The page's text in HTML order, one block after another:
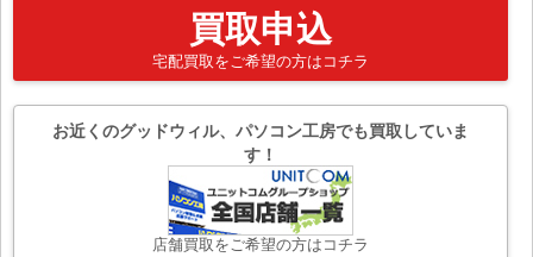
買取申込
宅配買取をご希望の方はコチラ
お近くのグッドウィル、パソコン工房でも買取していま
す！
店舗買取をご希望の方はコチラ